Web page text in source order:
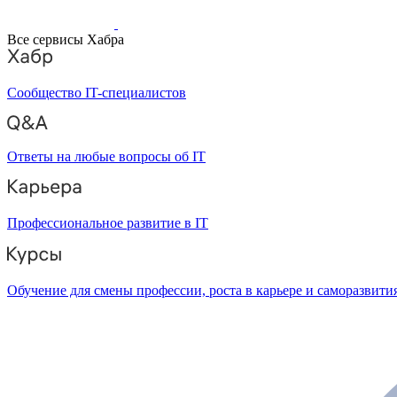
Все сервисы Хабра
Сообщество IT-специалистов
Ответы на любые вопросы об IT
Профессиональное развитие в IT
Обучение для смены профессии, роста в карьере и